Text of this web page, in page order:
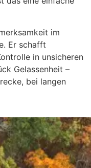
im
Er schafft
in unsicheren
Gelassenheit –
bei langen